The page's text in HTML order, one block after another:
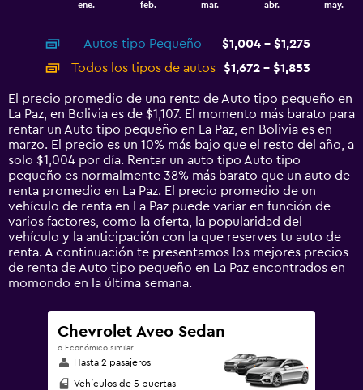
displaying
categories.
Range:
14
categories.
The
chart
has
1
Y
axis
displaying
values.
Range:
0
to
2400.
ene. feb. mar. abr. may.
Autos tipo Pequeño
$1,004 - $1,275
Todos los tipos de autos
$1,672 - $1,853
El precio promedio de una renta de Auto tipo pequeño en
La Paz, en Bolivia es de $1,107. El momento más barato para
rentar un Auto tipo pequeño en La Paz, en Bolivia es en
marzo. El precio es un 10% más bajo que el resto del año, a
solo $1,004 por día. Rentar un auto tipo Auto tipo
pequeño es normalmente 38% más barato que un auto de
renta promedio en La Paz. El precio promedio de un
vehículo de renta en La Paz puede variar en función de
varios factores, como la oferta, la popularidad del
vehículo y la anticipación con la que reserves tu auto de
renta. A continuación te presentamos los mejores precios
de renta de Auto tipo pequeño en La Paz encontrados en
momondo en la última semana.
Chevrolet Aveo Sedan
o Económico similar
Hasta 2 pasajeros
Vehículos de 5 puertas